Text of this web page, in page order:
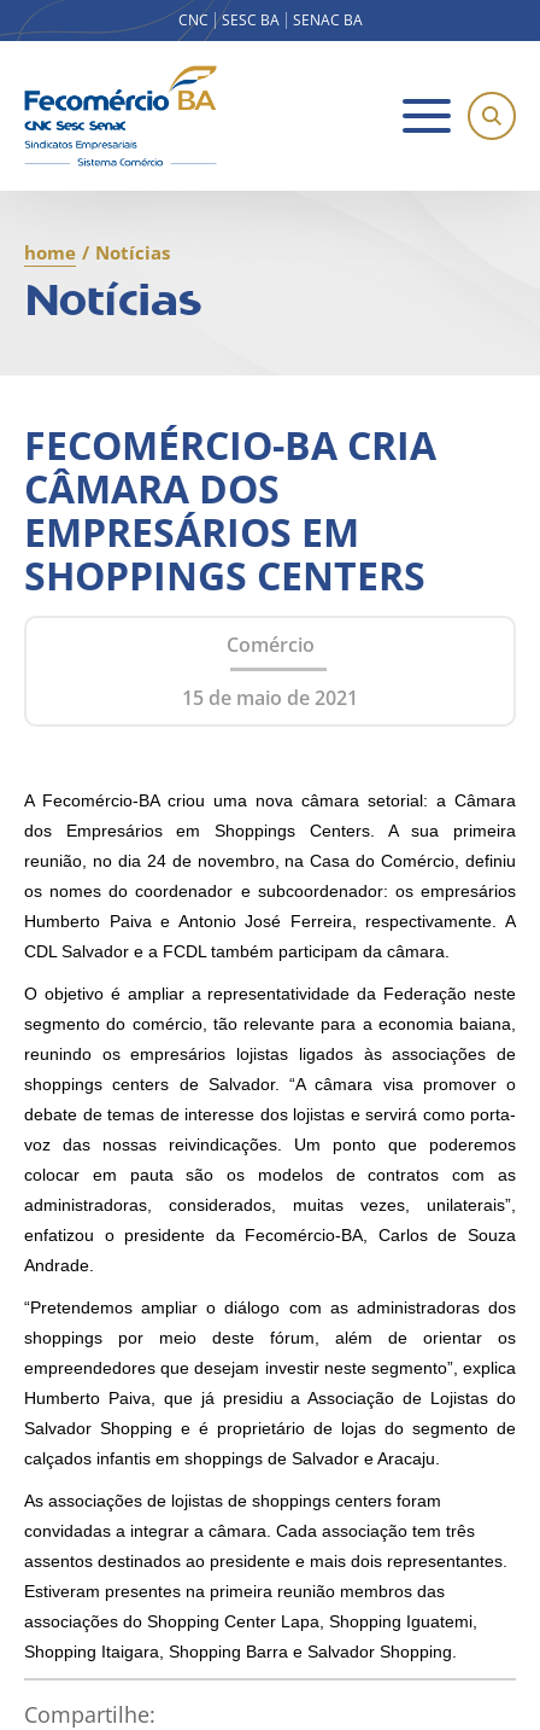
CNC SESC BA SENAC BA
Como utilizar
home / Notícias
Notícias
FECOMÉRCIO-BA CRIA
CÂMARA DOS
EMPRESÁRIOS EM
SHOPPINGS CENTERS
Comércio
15 de maio de 2021
A Fecomércio-BA criou uma nova câmara setorial: a Câmara
dos Empresários em Shoppings Centers. A sua primeira
reunião, no dia 24 de novembro, na Casa do Comércio, definiu
os nomes do coordenador e subcoordenador: os empresários
Humberto Paiva e Antonio José Ferreira, respectivamente. A
CDL Salvador e a FCDL também participam da câmara.
O objetivo é ampliar a representatividade da Federação neste
segmento do comércio, tão relevante para a economia baiana,
reunindo os empresários lojistas ligados às associações de
shoppings centers de Salvador. “A câmara visa promover o
debate de temas de interesse dos lojistas e servirá como porta-
voz das nossas reivindicações. Um ponto que poderemos
colocar em pauta são os modelos de contratos com as
administradoras, considerados, muitas vezes, unilaterais”,
enfatizou o presidente da Fecomércio-BA, Carlos de Souza
Andrade.
“Pretendemos ampliar o diálogo com as administradoras dos
shoppings por meio deste fórum, além de orientar os
empreendedores que desejam investir neste segmento”, explica
Humberto Paiva, que já presidiu a Associação de Lojistas do
Salvador Shopping e é proprietário de lojas do segmento de
calçados infantis em shoppings de Salvador e Aracaju.
As associações de lojistas de shoppings centers foram
convidadas a integrar a câmara. Cada associação tem três
assentos destinados ao presidente e mais dois representantes.
Estiveram presentes na primeira reunião membros das
associações do Shopping Center Lapa, Shopping Iguatemi,
Shopping Itaigara, Shopping Barra e Salvador Shopping.
Compartilhe: